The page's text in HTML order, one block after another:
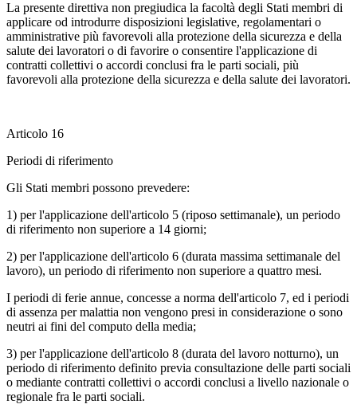
La presente direttiva non pregiudica la facoltà degli Stati membri di
applicare od introdurre disposizioni legislative, regolamentari o
amministrative più favorevoli alla protezione della sicurezza e della
salute dei lavoratori o di favorire o consentire l'applicazione di
contratti collettivi o accordi conclusi fra le parti sociali, più
favorevoli alla protezione della sicurezza e della salute dei lavoratori.
Articolo 16
Periodi di riferimento
Gli Stati membri possono prevedere:
1) per l'applicazione dell'articolo 5 (riposo settimanale), un periodo
di riferimento non superiore a 14 giorni;
2) per l'applicazione dell'articolo 6 (durata massima settimanale del
lavoro), un periodo di riferimento non superiore a quattro mesi.
I periodi di ferie annue, concesse a norma dell'articolo 7, ed i periodi
di assenza per malattia non vengono presi in considerazione o sono
neutri ai fini del computo della media;
3) per l'applicazione dell'articolo 8 (durata del lavoro notturno), un
periodo di riferimento definito previa consultazione delle parti sociali
o mediante contratti collettivi o accordi conclusi a livello nazionale o
regionale fra le parti sociali.